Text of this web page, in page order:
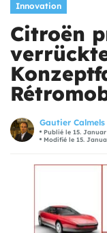
Innovation
Citroën
Gautier Calmels
Publié le 15. Januar
Modifié le 15.